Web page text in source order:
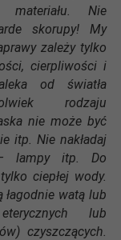
Nie
skorupy! My
zależy tylko
cierpliwości i
od światła
rodzaju
nie może być
itp. Nie nakładaj
lampy itp. Do
ciepłej wody.
łagodnie watą lub
lub
czyszczących.